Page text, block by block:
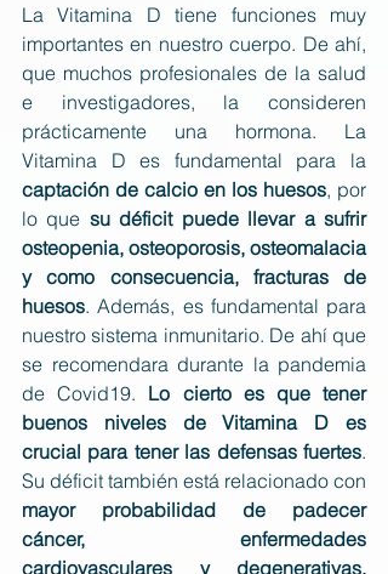
La Vitamina D tiene funciones muy
importantes en nuestro cuerpo. De ahí,
que muchos profesionales de la salud
e investigadores, la consideren
prácticamente una hormona. La
captación de calcio en los huesos, por
lo que su déficit puede llevar a sufrir
osteopenia, osteoporosis, osteomalacia
y como consecuencia, fracturas de
huesos. Además, es fundamental para
nuestro sistema inmunitario. De ahí que
se recomendara durante la pandemia
de Covid19. Lo cierto es que tener
buenos niveles de Vitamina D es
crucial para tener las defensas fuertes.
mayor probabilidad de padecer
cáncer, enfermedades
cardiovasculares y degenerativas,